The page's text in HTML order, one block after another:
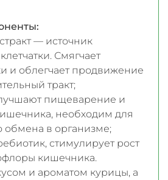
— источник
Смягчает
и облегчает продвижение
тракт;
пищеварение и
необходим для
обмена в организме;
стимулирует рост
кишечника.
и ароматом курицы, а